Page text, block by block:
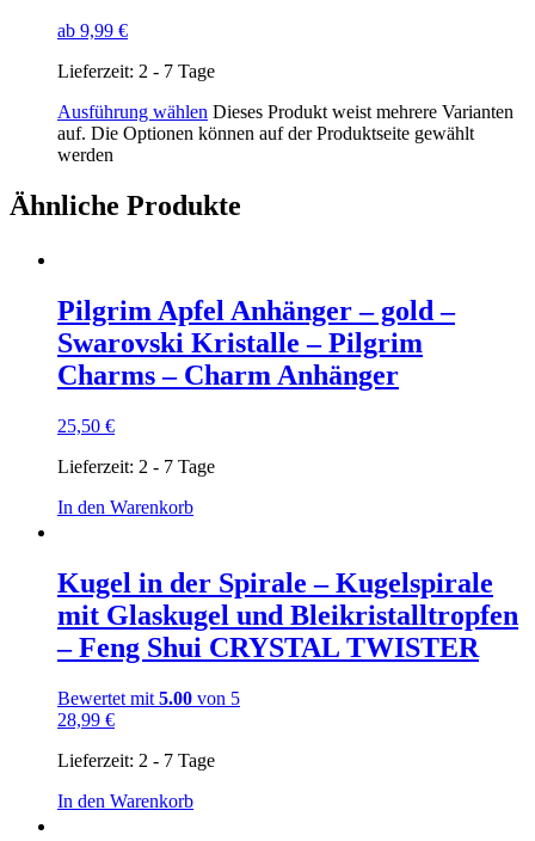
ab 9,99 €
Lieferzeit: 2 - 7 Tage
Ausführung wählen Dieses Produkt weist mehrere Varianten
auf. Die Optionen können auf der Produktseite gewählt
werden
Ähnliche Produkte
Pilgrim Apfel Anhänger – gold –
Swarovski Kristalle – Pilgrim
Charms – Charm Anhänger
25,50 €
Lieferzeit: 2 - 7 Tage
In den Warenkorb
Kugel in der Spirale – Kugelspirale
mit Glaskugel und Bleikristalltropfen
– Feng Shui CRYSTAL TWISTER
Bewertet mit 5.00 von 5
28,99 €
Lieferzeit: 2 - 7 Tage
In den Warenkorb